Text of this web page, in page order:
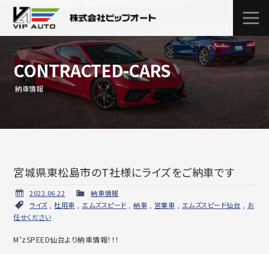
CONTRACTED-CARS
納車情報
宮城県東松島市のT社様にライズをご納車です
2022.06.22
納車情報
ライズ,社用車 エムズスピード ,納車 営業車 エムズスピード仙台
お
任せください
M’zSPEED仙台より納車情報！！！